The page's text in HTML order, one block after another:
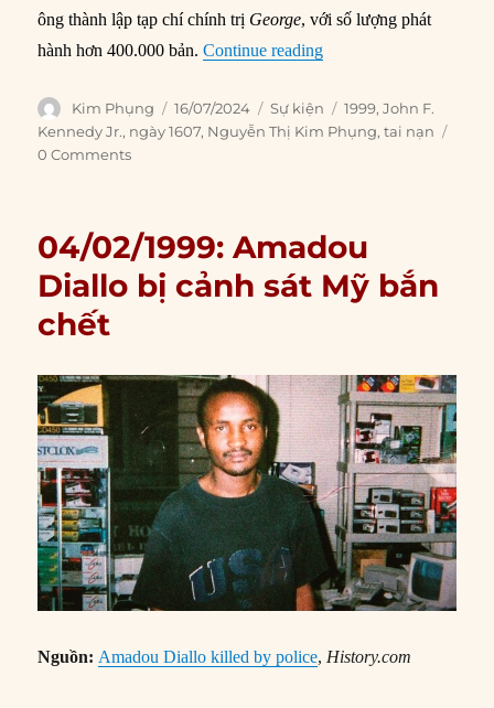
ông thành lập tạp chí chính trị George, với số lượng phát
hành hơn 400.000 bản. Continue reading“16/07/1999: John F.
Author
Kim Phụng
Posted
on
16/07/2024 Categories
Sự kiện Tags
1999,John F.
Kennedy Jr., ngày 1607, Nguyễn Thị Kim Phụng,tai nạn
0 Comments
04/02/1999: Amadou
Diallo bị cảnh sát Mỹ bắn
chết
Nguồn: Amadou Diallo killed by police, History.com